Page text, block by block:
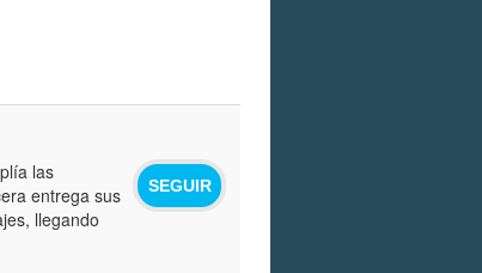
SEGUIR
las
entrega sus
llegando